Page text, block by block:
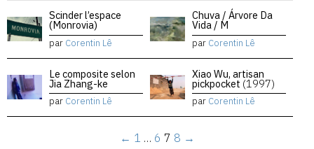
Scinder l’espace
(Monrovia)
par Corentin Lê
Chuva / Árvore Da
Vida / M
par Corentin Lê
Le composite selon
Jia Zhang-ke
par Corentin Lê
Xiao Wu, artisan
pickpocket (1997)
par Corentin Lê
← 1 … 6 7 8 →